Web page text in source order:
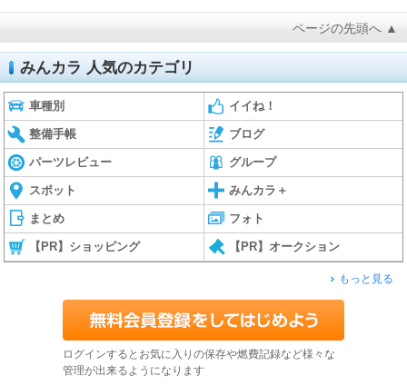
ページの先頭へ ▲
みんカラ 人気のカテゴリ
車種別 イイね！
整備手帳 ブログ
パーツレビュー グループ
スポット みんカラ＋
まとめ フォト
【PR】ショッピング 【PR】オークション
もっと見る
ログインするとお気に入りの保存や燃費記録など様々な
管理が出来るようになります